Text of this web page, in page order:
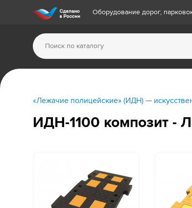
Оборудование дорог,
«Лежачие полицейские» (ИДН) —
ИДН-1100 композит -